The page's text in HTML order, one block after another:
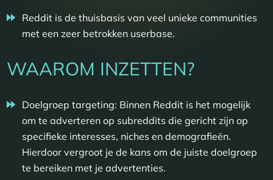
Reddit is de thuisbasis van veel unieke communities
met een zeer betrokken userbase.
WAAROM INZETTEN?
Doelgroep targeting: Binnen Reddit is het mogelijk
om te adverteren op subreddits die gericht zijn op
specifieke interesses, niches en demografieën.
Hierdoor vergroot je de kans om de juiste doelgroep
te bereiken met je advertenties.